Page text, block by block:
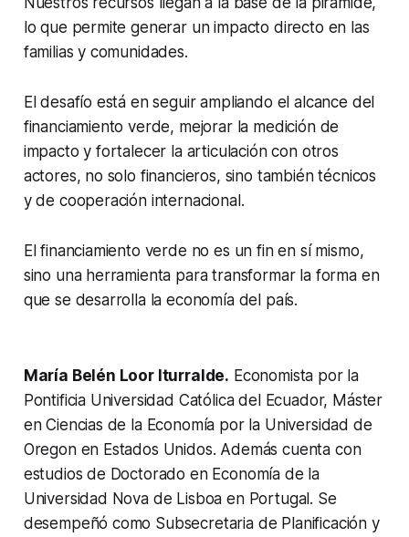
lo que permite generar un impacto directo en las
familias y comunidades.
El desafío está en seguir ampliando el alcance del
financiamiento verde, mejorar la medición de
impacto y fortalecer la articulación con otros
actores, no solo financieros, sino también técnicos
y de cooperación internacional.
El financiamiento verde no es un fin en sí mismo,
sino una herramienta para transformar la forma en
que se desarrolla la economía del país.
María Belén Loor Iturralde. Economista por la
Pontificia Universidad Católica del Ecuador, Máster
en Ciencias de la Economía por la Universidad de
Oregon en Estados Unidos. Además cuenta con
estudios de Doctorado en Economía de la
Universidad Nova de Lisboa en Portugal. Se
desempeñó como Subsecretaria de Planificación y